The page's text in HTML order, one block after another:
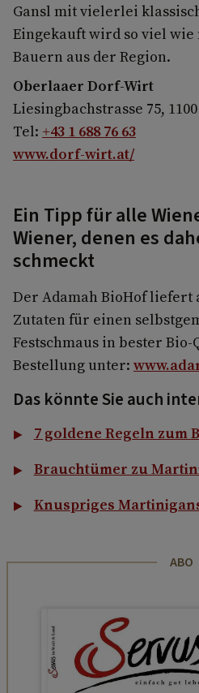
Gansl mit vielerlei
Eingekauft wird so viel
Bauern aus der Region.
Oberlaaer Dorf-Wirt
Liesingbachstrasse 75,
Tel: +43 1 688 76 63
www.dorf-wirt.at/
Ein Tipp für alle
Wiener, denen es
schmeckt
Der Adamah BioHof liefert
Zutaten für einen
Festschmaus in bester
Bestellung unter:
Das könnte Sie auch
7 goldene Regeln zum
Brauchtümer zu
Knuspriges
ABO